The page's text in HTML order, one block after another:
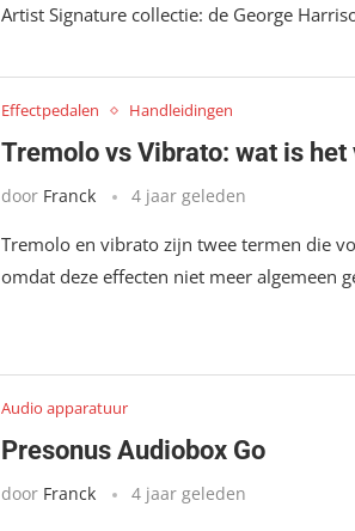
Artist Signature collectie: de George
Effectpedalen Handleidingen
Tremolo vs Vibrato: wat is het
door Franck 4 jaar geleden
Tremolo en vibrato zijn twee termen die
omdat deze effecten niet meer algemeen
Audio apparatuur
Presonus Audiobox Go
door Franck 4 jaar geleden